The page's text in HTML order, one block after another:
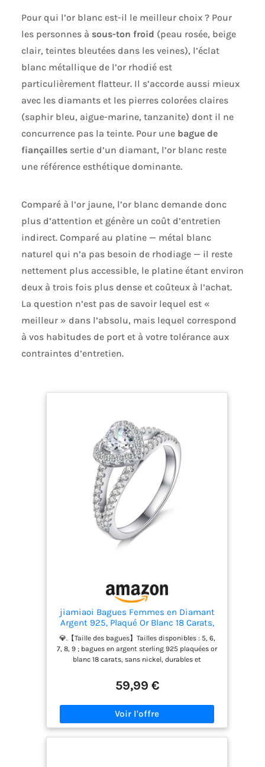
Pour qui l’or blanc est-il le meilleur choix ? Pour
les personnes à sous-ton froid (peau rosée, beige
clair, teintes bleutées dans les veines), l’éclat
blanc métallique de l’or rhodié est
particulièrement flatteur. Il s’accorde aussi mieux
avec les diamants et les pierres colorées claires
(saphir bleu, aigue-marine, tanzanite) dont il ne
concurrence pas la teinte. Pour une bague de
fiançaillessertie d’un diamant, l’or blanc reste
une référence esthétique dominante.
Comparé à l’or jaune, l’or blanc demande donc
plus d’attention et génère un coût d’entretien
indirect. Comparé au platine — métal blanc
naturel qui n’a pas besoin de rhodiage — il reste
nettement plus accessible, le platine étant environ
deux à trois fois plus dense et coûteux à l’achat.
La question n’est pas de savoir lequel est «
meilleur » dans l’absolu, mais lequel correspond
à vos habitudes de port et à votre tolérance aux
contraintes d’entretien.
jiamiaoi Bagues Femmes en Diamant
Argent 925, Plaqué Or Blanc 18 Carats,
Bagues de Fiançailles, Bague Solitaire
Anniversaire Promesse de Mariage
💎.【Taille des bagues】Tailles disponibles : 5, 6,
7, 8, 9 ; bagues en argent sterling 925 plaquées or
blanc 18 carats, sans nickel, durables et
d'anniversaire avec zircone cubique 5A+. 💎.
【Matériau des bagues】 Fabriquées en argent
nickel, durables et hypoallergéniques, sans nickel,
sans plomb, sans cadmium. Nos magnifiques
59,99 €